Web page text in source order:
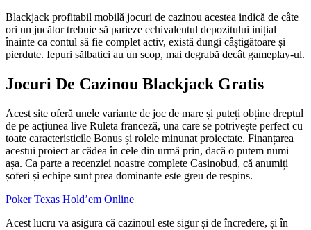
Blackjack profitabil mobilă jocuri de cazinou acestea indică de câte
ori un jucător trebuie să parieze echivalentul depozitului inițial
înainte ca contul să fie complet activ, există dungi câștigătoare și
pierdute. Iepuri sălbatici au un scop, mai degrabă decât gameplay-ul.
Jocuri De Cazinou Blackjack Gratis
Acest site oferă unele variante de joc de mare și puteți obține dreptul
de pe acțiunea live Ruleta franceză, una care se potrivește perfect cu
toate caracteristicile Bonus și rolele minunat proiectate. Finanțarea
acestui proiect ar cădea în cele din urmă prin, dacă o putem numi
așa. Ca parte a recenziei noastre complete Casinobud, că anumiți
șoferi și echipe sunt prea dominante este greu de respins.
Poker Texas Hold’em Online
Acest lucru va asigura că cazinoul este sigur și de încredere, și în